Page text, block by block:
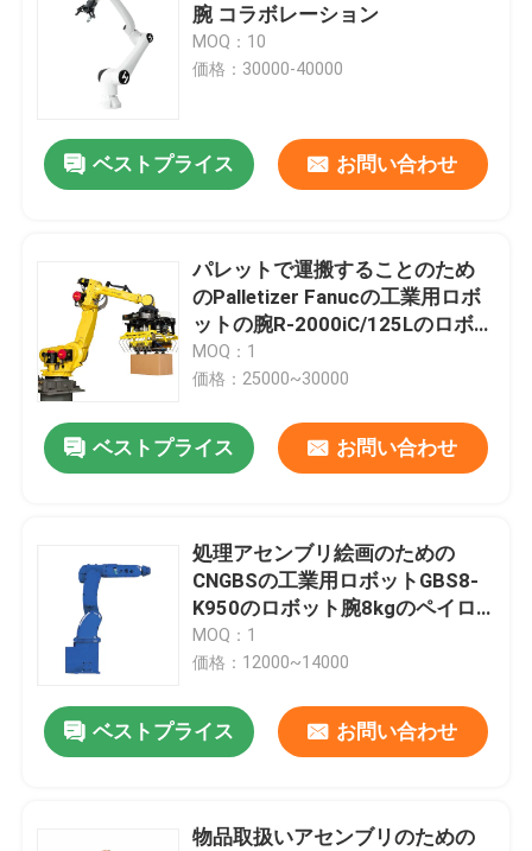
腕 コラボレーション
MOQ：10
価格：30000-40000
ベストプライス お問い合わせ
パレットで運搬することのため
のPalletizer Fanucの工業用ロボ
ットの腕R-2000iC/125Lのロボテ
ィック マニピュレーター
MOQ：1
価格：25000~30000
ベストプライス お問い合わせ
処理アセンブリ絵画のための
CNGBSの工業用ロボットGBS8-
K950のロボット腕8kgのペイロ
ード950mmの範囲
MOQ：1
価格：12000~14000
ベストプライス お問い合わせ
物品取扱いアセンブリのための